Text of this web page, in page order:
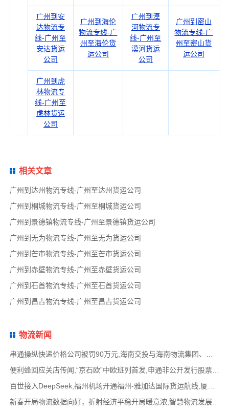
广州到安
达物流专
线-广州至
安达货运
公司
广州到海伦
物流专线-广
州至海伦货
运公司
广州到漠
河物流专
线-广州至
漠河货运
公司
广州到密山
物流专线-广
州至密山货
运公司
广州到虎
林物流专
线-广州至
虎林货运
公司
相关文章
广州到达州物流专线-广州至达州货运公司
广州到桐城物流专线-广州至桐城货运公司
广州到景德镇物流专线-广州至景德镇货运公司
广州到无为物流专线-广州至无为货运公司
广州到芒市物流专线-广州至芒市货运公司
广州到赤壁物流专线-广州至赤壁货运公司
广州到石首物流专线-广州至石首货运公司
广州到昌吉物流专线-广州至昌吉货运公司
物流新闻
便利蜂回应关店传闻,“京石欧”中欧班列首发,申通非公开发行股票方案失效,老挝中通和老挝
百世接入DeepSeek,福州机场开通福州-雅加达国际货运航线,厦门拟立法保障网约配送员劳动权益
新春开局物流数据向好，折射经济平稳开局暖意浓,智慧物流发展迅猛，新一代信息技术深度融